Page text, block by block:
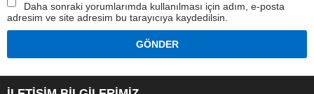
Daha sonraki yorumlarımda kullanılması için adım, e-posta
adresim ve site adresim bu tarayıcıya kaydedilsin.